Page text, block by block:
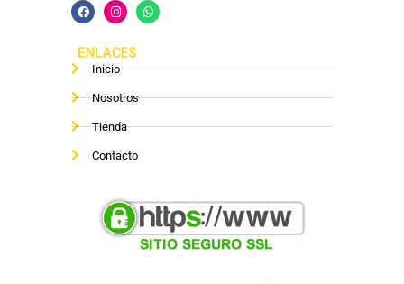
ENLACES
Inicio
Nosotros
Tienda
Contacto